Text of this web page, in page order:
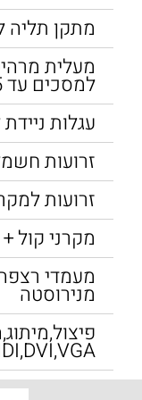
מתקן תליה
למסכים עד 65
עגלות ניידת
זרועות
זרועות
מקרני קול
מעמדי רצפה
מנירוסטה